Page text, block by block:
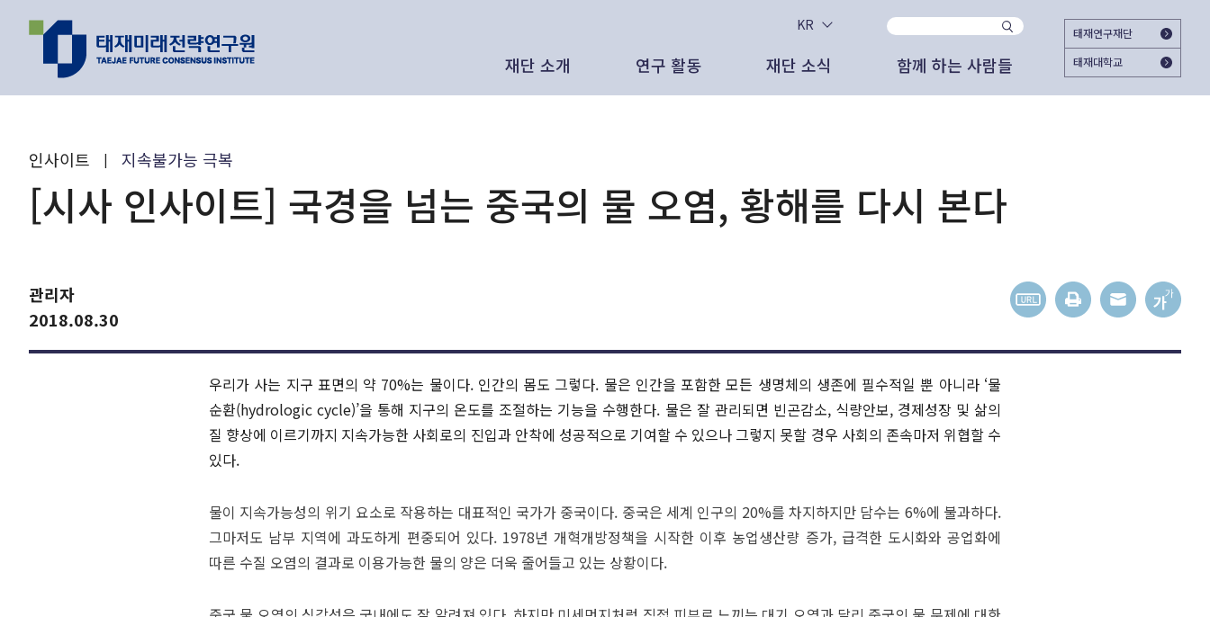
KR
재단 소개 연구 활동 재단 소식 함께 하는 사람들
태재연구재단
태재대학교
영상 자료
영상 자료
연구 주제와 과제
원리를 찾을 수 있을 것인가 - CES 2026, 피지컬
AI가 바꿔가는 노동과 삶
2026.01.26 유호현 수석연구원 (태재미래전략연구원)
2025.06.18 관리자
2025.05.27 박근영 (RA)
[북리뷰 / 미션 이코노미] 절망의 시대,
새로운 미래로 이끌어줄 ‘문샷’이 필요하다
태재미래전략연구원은
연혁
오시는 길
발간 도서
연구원 외부 기고
최신 해외 동향
언론 보도
활동에 참여하실 수 있습니다.
가입하기
이미 가입하셨다면 로그인 해주세요
인사이트 | 지속불가능 극복
[시사 인사이트] 국경을 넘는 중국의 물 오염, 황해를 다시 본다
관리자
2018.08.30
우리가 사는 지구 표면의 약 70%는 물이다. 인간의 몸도 그렇다. 물은 인간을 포함한 모든 생명체의 생존에 필수적일 뿐 아니라 ‘물
순환(hydrologic cycle)’을 통해 지구의 온도를 조절하는 기능을 수행한다. 물은 잘 관리되면 빈곤감소, 식량안보, 경제성장 및 삶의
질 향상에 이르기까지 지속가능한 사회로의 진입과 안착에 성공적으로 기여할 수 있으나 그렇지 못할 경우 사회의 존속마저 위협할 수
있다.
물이 지속가능성의 위기 요소로 작용하는 대표적인 국가가 중국이다. 중국은 세계 인구의 20%를 차지하지만 담수는 6%에 불과하다.
그마저도 남부 지역에 과도하게 편중되어 있다. 1978년 개혁개방정책을 시작한 이후 농업생산량 증가, 급격한 도시화와 공업화에
따른 수질 오염의 결과로 이용가능한 물의 양은 더욱 줄어들고 있는 상황이다.